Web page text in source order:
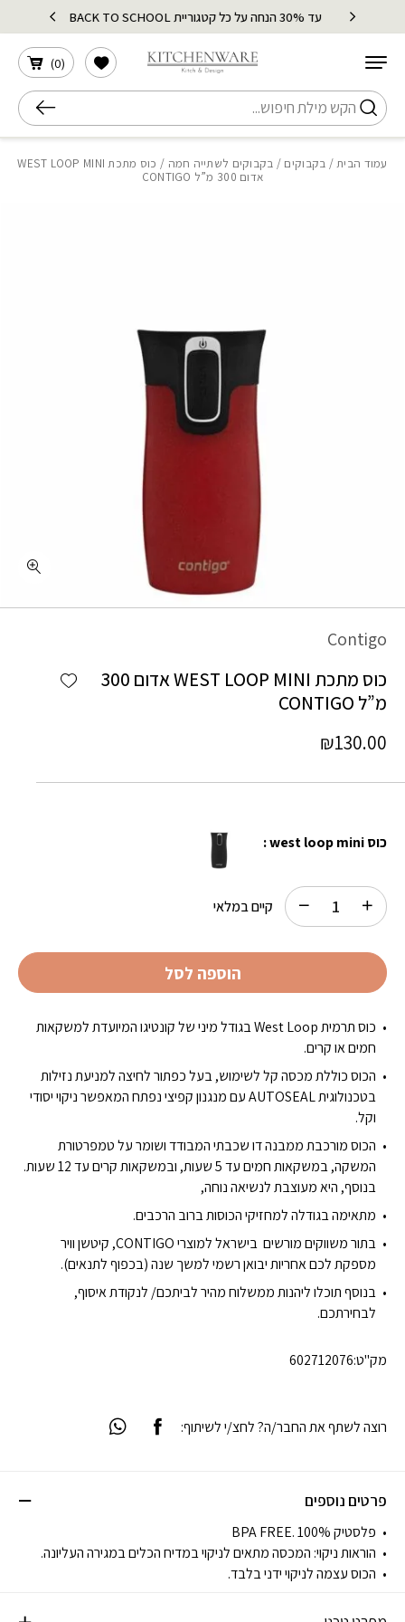
Skip to Content
עד 30% הנחה על כל קטגוריית BACK TO SCHOOL
חיפוש
(
0
)
הרשימה שלי
עמוד הבית/ בקבוקים / בקבוקים לשתייה חמה
/ כוס מתכת WEST LOOP MINI
אדום 300 מ”ל CONTIGO
Contigo
wishlist
כוס מתכת WEST LOOP MINI אדום 300
מ”ל CONTIGO
₪130.00
כוס תרמית West Loop בגודל מיני של קונטיגו המיועדת למשקאות
חמים או קרים.
הכוס כוללת מכסה קל לשימוש, בעל כפתור לחיצה למניעת נזילות
בטכנולוגית AUTOSEAL עם מנגנון קפיצי נפתח המאפשר ניקוי יסודי
וקל.
הכוס מורכבת ממבנה דו שכבתי המבודד ושומר על טמפרטורת
המשקה, במשקאות חמים עד 5 שעות, ובמשקאות קרים עד 12 שעות.
בנוסף, היא מעוצבת לנשיאה נוחה,
מתאימה בגודלה למחזיקי הכוסות ברוב הרכבים.
בתור משווקים מורשים בישראל למוצרי CONTIGO, קיטשן וויר
מספקת לכם אחריות יבואן רשמי למשך שנה (בכפוף לתנאים).
בנוסף תוכלו ליהנות ממשלוח מהיר לביתכם/ לנקודת איסוף,
לבחירתכם.
כוס west loop mini :
מק"ט:602712076
קיים במלאי
הוספה לסל
פרטים נוספים
פלסטיק 100% .BPA FREE
הוראות ניקוי: המכסה מתאים לניקוי במדיח הכלים במגירה העליונה.
הכוס עצמה לניקוי ידני בלבד.
רוצה לשתף את החבר/ה? לחצ/י לשיתוף:
בחזרה למעלה